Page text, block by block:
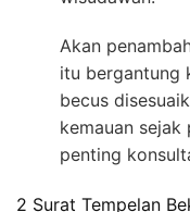
Akan
itu bergantung
becus
kemauan sejak
penting
2 Surat Tempelan